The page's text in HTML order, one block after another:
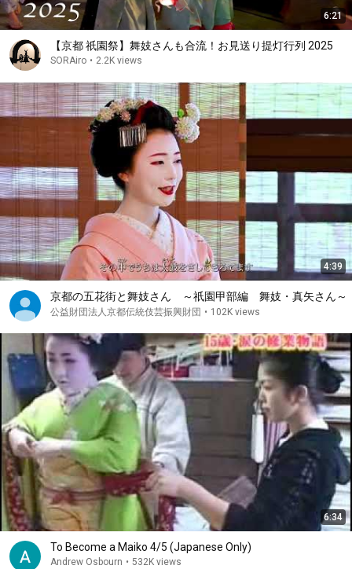
6:21
【京都 祇園祭】舞妓さんも合流！お見送り提灯行列 2025
SORAiro • 2.2K views
4:39
京都の五花街と舞妓さん ～祇園甲部編 舞妓・真矢さん～
公益財団法人京都伝統伎芸振興財団 • 102K views
6:34
To Become a Maiko 4/5 (Japanese Only)
Andrew Osbourn • 532K views